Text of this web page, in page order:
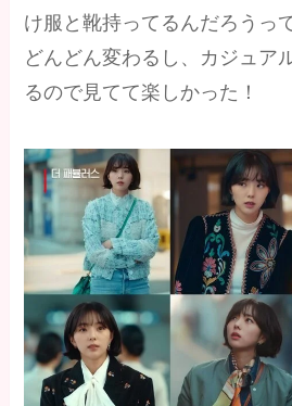
け服と靴持ってるんだろうっ
どんどん変わるし、カジュア
るので見てて楽しかった！